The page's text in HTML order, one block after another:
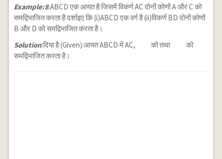
Example:8.ABCD एक आयत है जिसमें विकर्ण AC दोनों कोणों A और C को
समद्विभाजित करता है दर्शाइए कि (i)ABCD एक वर्ग है (ii)विकर्ण BD दोनों कोणों
B और D को समद्विभाजित करता है।
Solution:दिया है (Given):आयत ABCD में AC, को तथा
को
समद्विभाजित करता है।